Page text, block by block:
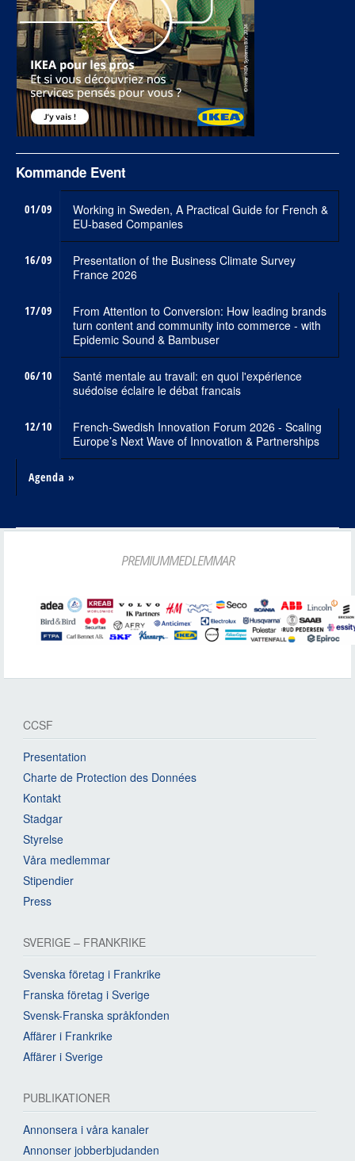
Kommande Event
01/09
Working in Sweden, A Practical Guide for French &
EU-based Companies
16/09
Presentation of the Business Climate Survey
France 2026
17/09
From Attention to Conversion: How leading brands
turn content and community into commerce - with
Epidemic Sound & Bambuser
06/10
Santé mentale au travail: en quoi l'expérience
suédoise éclaire le débat francais
12/10
French-Swedish Innovation Forum 2026 - Scaling
Europe’s Next Wave of Innovation & Partnerships
Agenda »
PREMIUMMEDLEMMAR
CCSF
Presentation
Charte de Protection des Données
Kontakt
Stadgar
Styrelse
Våra medlemmar
Stipendier
Press
SVERIGE – FRANKRIKE
Svenska företag i Frankrike
Franska företag i Sverige
Svensk-Franska språkfonden
Affärer i Frankrike
Affärer i Sverige
PUBLIKATIONER
Annonsera i våra kanaler
Annonser jobberbjudanden